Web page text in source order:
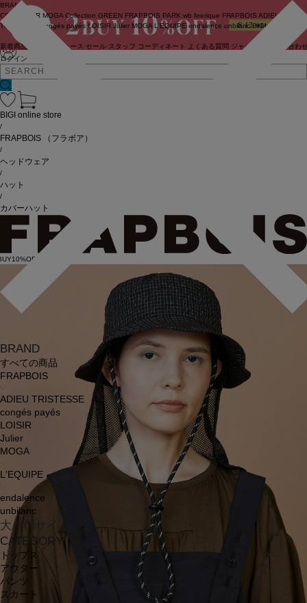
ログイン
BRAND
COUTURIER MOGA Collection GREEN FRAPBOIS PARK wb feerique FRAPBOIS ADIEU
TRISTESSE
congés payés LOISIR Julier MOGA L'EQUIPE endalence unbilanc BIGI online store
新着商品 ニュース セール スタッフ コーディネート よくある質問 ジャーナル お問い合わ
BRAND
すべての商品
FRAPBOIS
ADIEU TRISTESSE
congés payés
LOISIR
Julier
MOGA
L'EQUIPE
endalence
unbilanc
大きいサイズ
CATEGORY
トップス
アウター
パンツ
スカート
BIGI online store
/
FRAPBOIS （フラボア）
/
ヘッドウェア
/
ハット
/
カバーハット